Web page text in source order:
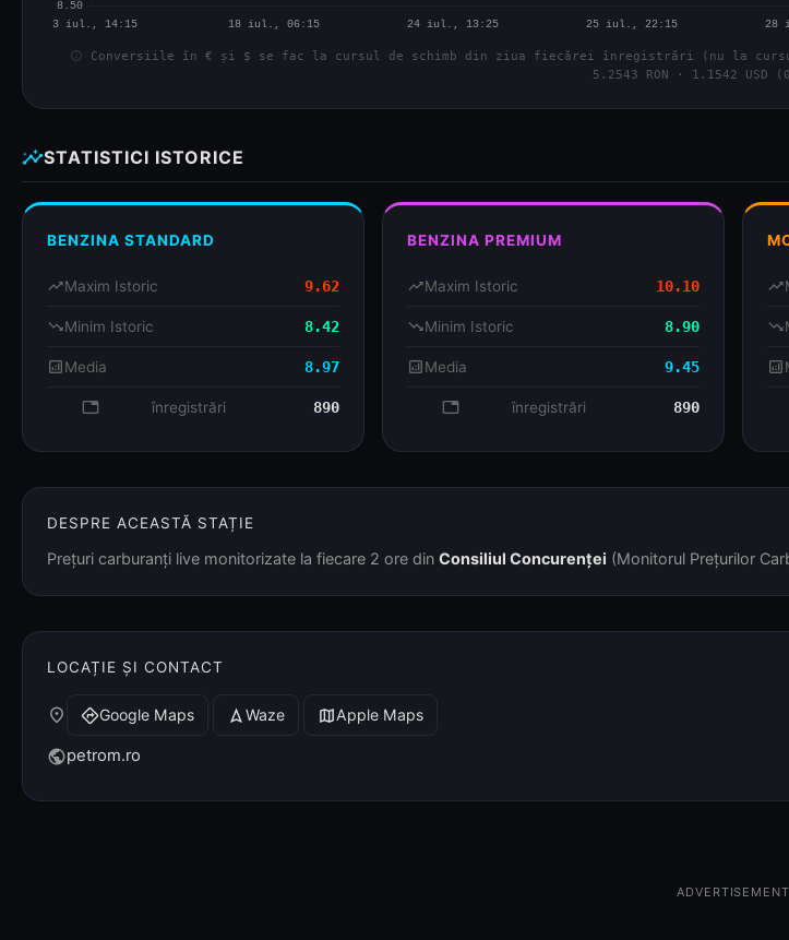
info
Conversiile în € și $ se fac la cursul de schimb din ziua fiecărei înregistrări (nu la
5.2543 RON · 1.1542 USD
insightsSTATISTICI ISTORICE
BENZINA STANDARD
trending_upMaxim Istoric 9.62
trending_downMinim Istoric 8.42
analyticsMedia 8.97
database înregistrări 890
BENZINA PREMIUM
trending_upMaxim Istoric 10.10
trending_downMinim Istoric 8.90
analyticsMedia 9.45
database înregistrări 890
trending_up
trending_down
analytics
DESPRE ACEASTĂ STAȚIE
Prețuri carburanți live monitorizate la fiecare 2 ore din Consiliul Concurenței (Monitorul Prețurilor
LOCAȚIE ȘI CONTACT
place directionsGoogle Maps navigation Waze mapApple Maps
publicpetrom.ro
ADVERTISEMENT